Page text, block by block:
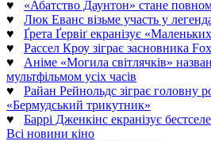
♥ «Абатство Даунтон» стане
♥ Люк Еванс візьме участь у
♥ Ґрета Ґервіґ екранізує
♥ Рассел Кроу зіграє засновника
♥ Аніме «Могила світлячків»
мультфільмом усіх часів
♥ Райан Рейнольдс зіграє головну
«Бермудський трикутник»
♥ Баррі Дженкінс екранізує
Всі новини кіно